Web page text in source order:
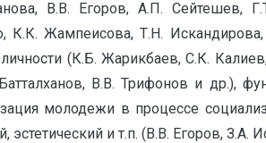
В.В. Егоров, А.П. Сейтешев,
К.К. Жампеисова, Т.Н.
(К.Б. Жарикбаев, С.К.
В.В. Трифонов и др.),
молодежи в процессе
и т.п. (В.В. Егоров, З.А.